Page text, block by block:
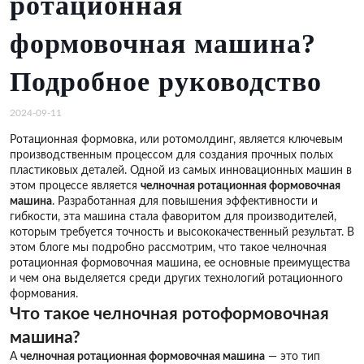
формовочная машина?
Подробное руководство
2024-09-11
Ротационная формовка, или ротомолдинг, является ключевым
производственным процессом для создания прочных полых
пластиковых деталей. Одной из самых инновационных машин в
этом процессе является челночная ротационная формовочная
машина. Разработанная для повышения эффективности и
гибкости, эта машина стала фаворитом для производителей,
которым требуется точность и высококачественный результат. В
этом блоге мы подробно рассмотрим, что такое челночная
ротационная формовочная машина, ее основные преимущества
и чем она выделяется среди других технологий ротационного
формования.
Что такое челночная ротоформовочная
машина?
А челночная ротационная формовочная машина — это тип